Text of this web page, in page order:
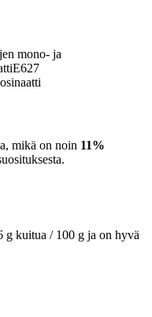
mono- ja
E627
mikä on noin 11%
g kuitua / 100 g ja on hyvä